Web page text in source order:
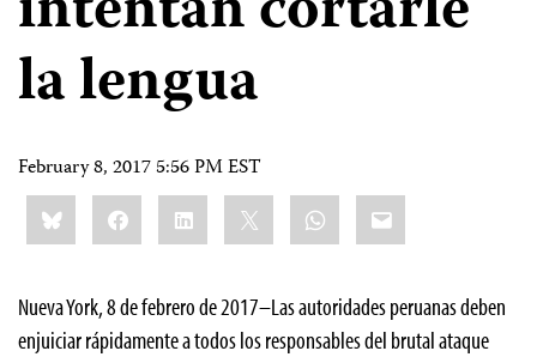
la lengua
February 8, 2017 5:56 PM EST
Share
this:BlueskyFacebookLinkedIn WhatsApp
Email
Nueva York, 8 de febrero de 2017–Las autoridades peruanas deben
enjuiciar rápidamente a todos los responsables del brutal ataque